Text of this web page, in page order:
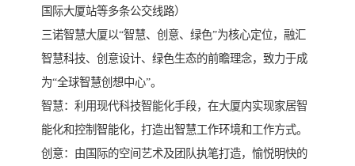
国际大厦站等多条公交线路）
三诺智慧大厦以“智慧、创意、绿色”为核心定位，融汇
智慧科技、创意设计、绿色生态的前瞻理念，致力于成
为“全球智慧创想中心”。
智慧：利用现代科技智能化手段，在大厦内实现家居智
能化和控制智能化，打造出智慧工作环境和工作方式。
创意：由国际的空间艺术及团队执笔打造，愉悦明快的